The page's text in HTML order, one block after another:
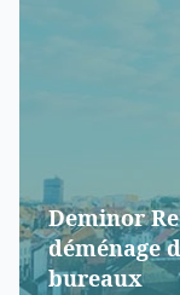
Deminor
déménage
bureaux